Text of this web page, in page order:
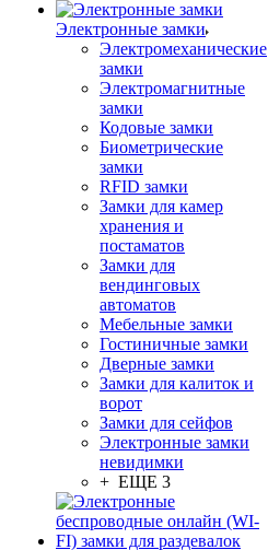
Электронные замки
Электромеханические
замки
Электромагнитные
замки
Кодовые замки
Биометрические
замки
RFID замки
Замки для камер
хранения и
постаматов
Замки для
вендинговых
автоматов
Мебельные замки
Гостиничные замки
Дверные замки
Замки для калиток и
ворот
Замки для сейфов
Электронные замки
невидимки
+ ЕЩЕ 3